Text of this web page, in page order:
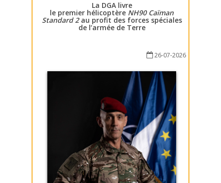
La DGA livre
le premier hélicoptère NH90 Caïman
Standard 2au profit des forces spéciales
de l’armée de Terre
26-07-2026